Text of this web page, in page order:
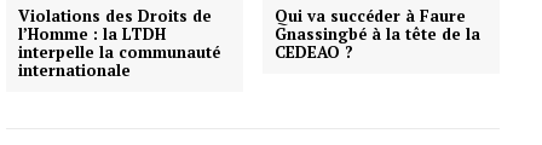
Violations des Droits de
l’Homme : la LTDH
interpelle la communauté
internationale
Qui va succéder à Faure
Gnassingbé à la tête de la
CEDEAO ?